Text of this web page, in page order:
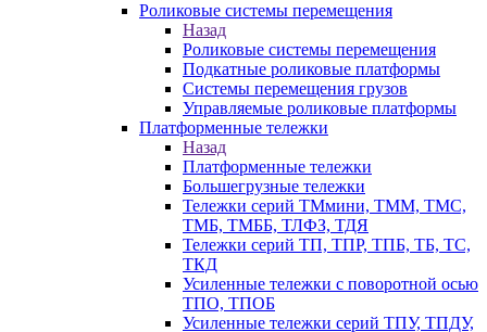
Роликовые системы перемещения
Назад
Роликовые системы перемещения
Подкатные роликовые платформы
Системы перемещения грузов
Управляемые роликовые платформы
Платформенные тележки
Назад
Платформенные тележки
Большегрузные тележки
Тележки серий ТМмини, ТММ, ТМС,
ТМБ, ТМББ, ТЛФЗ, ТДЯ
Тележки серий ТП, ТПР, ТПБ, ТБ, ТС,
ТКД
Усиленные тележки с поворотной осью
ТПО, ТПОБ
Усиленные тележки серий ТПУ, ТПДУ,